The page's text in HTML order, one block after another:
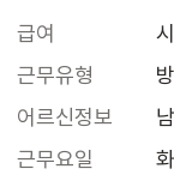
급여
근무유형
어르신정보
근무요일